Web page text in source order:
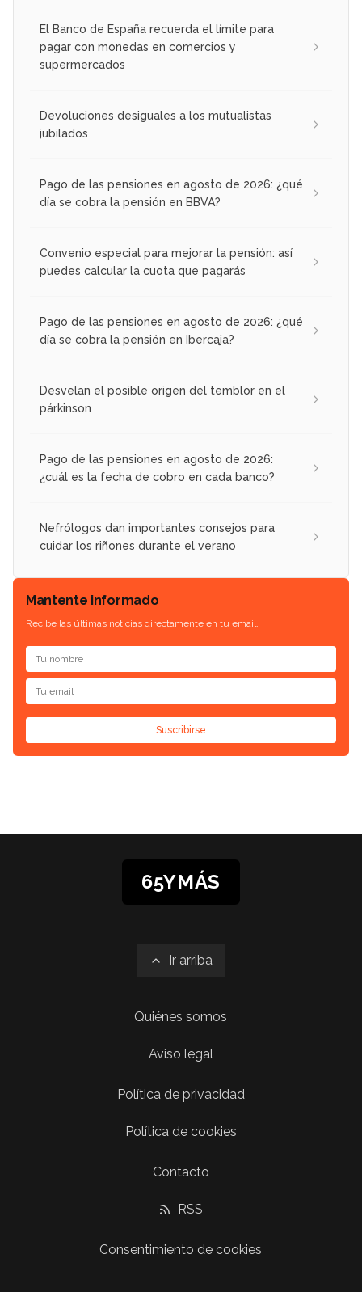
El Banco de España recuerda el límite para
pagar con monedas en comercios y
supermercados
Devoluciones desiguales a los mutualistas
jubilados
Pago de las pensiones en agosto de 2026: ¿qué
día se cobra la pensión en BBVA?
Convenio especial para mejorar la pensión: así
puedes calcular la cuota que pagarás
Pago de las pensiones en agosto de 2026: ¿qué
día se cobra la pensión en Ibercaja?
Desvelan el posible origen del temblor en el
párkinson
Pago de las pensiones en agosto de 2026:
¿cuál es la fecha de cobro en cada banco?
Nefrólogos dan importantes consejos para
cuidar los riñones durante el verano
Mantente informado
Recibe las últimas noticias directamente en tu email.
Suscribirse
65YMÁS
Ir arriba
Quiénes somos
Aviso legal
Política de privacidad
Política de cookies
Contacto
RSS
Consentimiento de cookies